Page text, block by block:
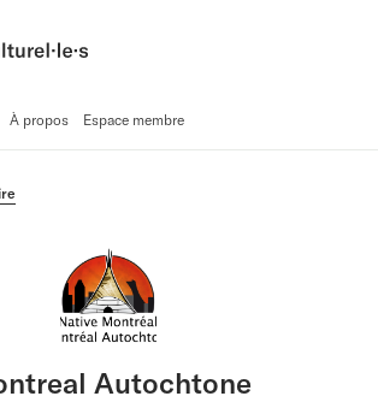
À propos Espace membre
Autochtone